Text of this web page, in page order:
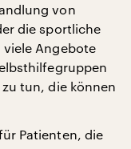
von
die sportliche
viele Angebote
tun, die können
Patienten, die